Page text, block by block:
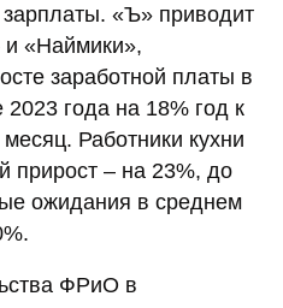
«Ъ» приводит
«Наймики»,
заработной платы в
года на 18% год к
Работники кухни
прирост – на 23%, до
ожидания в среднем
ФРиО в